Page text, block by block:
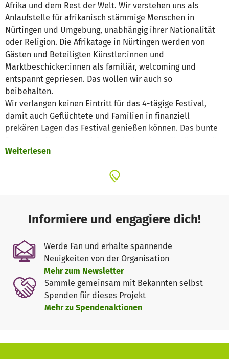
Afrika und dem Rest der Welt. Wir verstehen uns als
Anlaufstelle für afrikanisch stämmige Menschen in
Nürtingen und Umgebung, unabhängig ihrer Nationalität
oder Religion. Die Afrikatage in Nürtingen werden von
Gästen und Beteiligten Künstler:innen und
Marktbeschicker:innen als familiär, welcoming und
entspannt gepriesen. Das wollen wir auch so
beibehalten.
Wir verlangen keinen Eintritt für das 4-tägige Festival,
damit auch Geflüchtete und Familien in finanziell
prekären Lagen das Festival genießen können. Das bunte
vielen Infostände von gemeinnützigen Projekten,
kleinen und bunten Einblick in die Vielfalt des großen
erfolgreich interkulturelle Begenungen gelingen lassen.
Weiterlesen
Informiere und engagiere dich!
Werde Fan und erhalte spannende
Neuigkeiten von der Organisation
Mehr zum Newsletter
Sammle gemeinsam mit Bekannten selbst
Spenden für dieses Projekt
Mehr zu Spendenaktionen